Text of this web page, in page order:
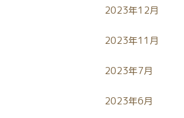
2023年12月
2023年11月
2023年7月
2023年6月